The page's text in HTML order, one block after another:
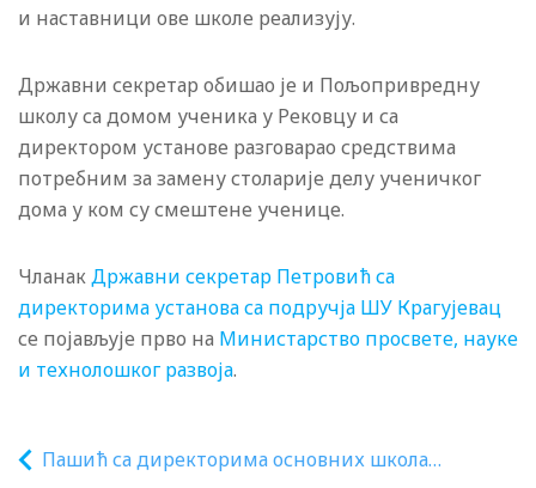
и наставници ове школе реализују.
Државни секретар обишао је и Пољопривредну
школу са домом ученика у Рековцу и са
директором установе разговарао средствима
потребним за замену столарије делу ученичког
дома у ком су смештене ученице.
ЧланакДржавни секретар Петровић са
директорима установа са подручја ШУ Крагујевац
се појављује прво на Министарство просвете, науке
и технолошког развоја.
Пашић са директорима основних школа